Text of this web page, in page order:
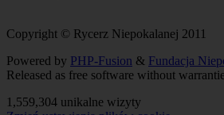
Copyright © Rycerz Niepokalanej 2011
Powered by PHP-Fusion & Fundacja
Released as free software without
1,559,304 unikalne wizyty